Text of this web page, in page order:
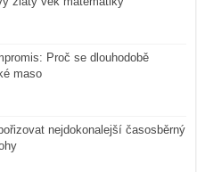
Proč se dlouhodobě
maso
nejdokonalejší časosběrný